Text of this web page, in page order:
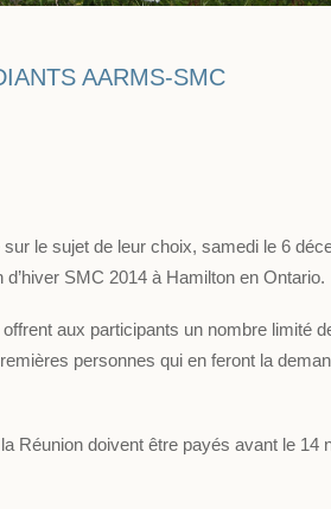
AARMS-SMC
le sujet de leur choix, samedi le 6
SMC 2014 à Hamilton en Ontario.
aux participants un nombre limité
personnes qui en feront la
Réunion doivent être payés avant le 14